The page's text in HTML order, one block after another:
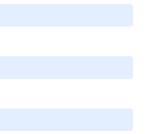
リティを自分で設計できる、総合
ウェア
エンタープライズビッグデータを